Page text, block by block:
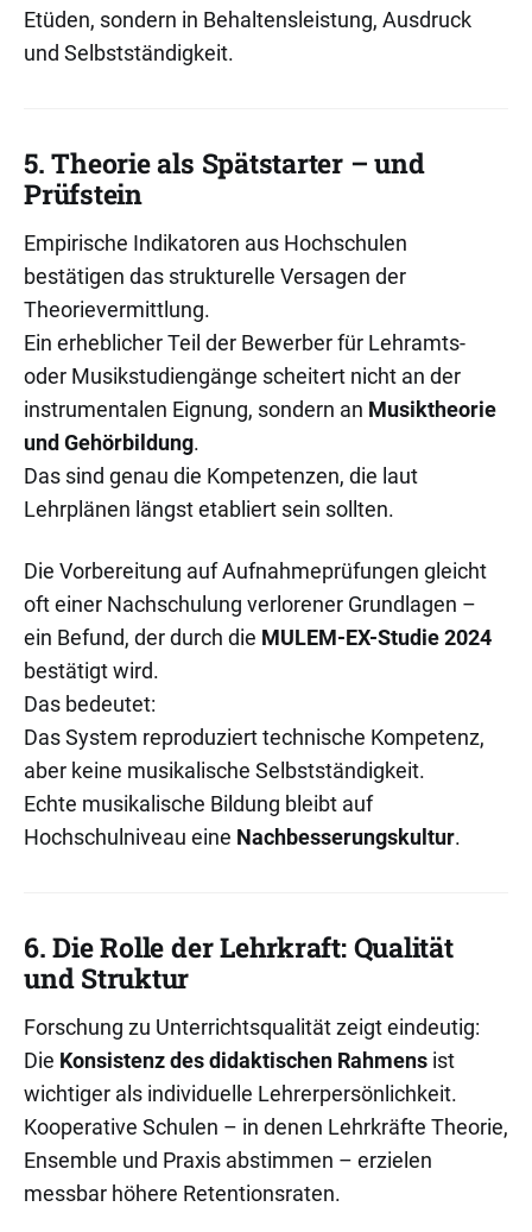
Etüden, sondern in Behaltensleistung, Ausdruck
und Selbstständigkeit.
5. Theorie als Spätstarter – und
Prüfstein
Empirische Indikatoren aus Hochschulen
bestätigen das strukturelle Versagen der
Theorievermittlung.
Ein erheblicher Teil der Bewerber für Lehramts-
oder Musikstudiengänge scheitert nicht an der
instrumentalen Eignung, sondern an Musiktheorie
und Gehörbildung.
Das sind genau die Kompetenzen, die laut
Lehrplänen längst etabliert sein sollten.
Die Vorbereitung auf Aufnahmeprüfungen gleicht
oft einer Nachschulung verlorener Grundlagen –
ein Befund, der durch die MULEM-EX-Studie 2024
bestätigt wird.
Das bedeutet:
Das System reproduziert technische Kompetenz,
aber keine musikalische Selbstständigkeit.
Echte musikalische Bildung bleibt auf
Hochschulniveau eine Nachbesserungskultur.
6. Die Rolle der Lehrkraft: Qualität
und Struktur
Forschung zu Unterrichtsqualität zeigt eindeutig:
Die Konsistenz des didaktischen Rahmens ist
wichtiger als individuelle Lehrerpersönlichkeit.
Kooperative Schulen – in denen Lehrkräfte Theorie,
Ensemble und Praxis abstimmen – erzielen
messbar höhere Retentionsraten.